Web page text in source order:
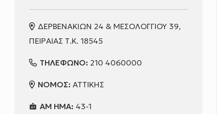
ΔΕΡΒΕΝΑΚΙΩΝ 24 & ΜΕΣΟΛΟΓΓΙΟΥ 39,
ΠΕΙΡΑΙΑΣ Τ.Κ. 18545
ΤΗΛΕΦΩΝΟ: 210 4060000
ΝΟΜΟΣ:ΑΤΤΙΚΗΣ
badge ΑΜ ΗΜΑ: 43-1